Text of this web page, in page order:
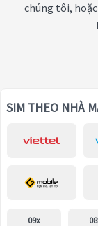
chúng tôi,
SIM THEO NHÀ
09x